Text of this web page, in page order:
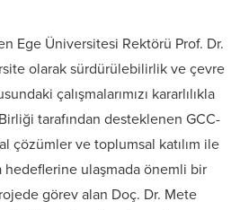
Ege Üniversitesi Rektörü Prof. Dr.
olarak sürdürülebilirlik ve çevre
çalışmalarımızı kararlılıkla
tarafından desteklenen GCC-
çözümler ve toplumsal katılım ile
hedeflerine ulaşmada önemli bir
görev alan Doç. Dr. Mete